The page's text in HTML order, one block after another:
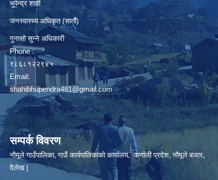
भुपेन्द्र शाही
जनस्वास्थ्य अधिकृत (सातौं)
गुनासो सुन्ने अधिकारी
Phone :
९८६८१२२९४५
Email:
shahibhupendra481@gmail.com
सम्पर्क विवरण
नौमूले गाउँपालिका, गाउँ कार्यपालिकाको कार्यालय, कर्णाली प्रदेश, नौमूले बजार,
दैलेख |